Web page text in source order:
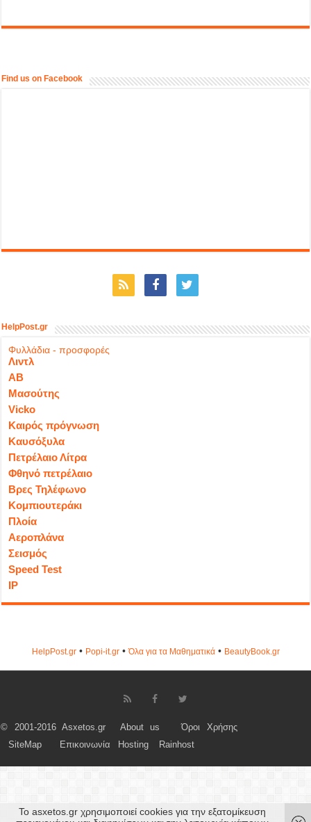
Find us on Facebook
HelpPost.gr
Φυλλάδια - προσφορές
Λιντλ
ΑΒ
Μασούτης
Vicko
Καιρός πρόγνωση
Καυσόξυλα
Πετρέλαιο Λίτρα
Φθηνό πετρέλαιο
Βρες Τηλέφωνο
Κομπιουτεράκι
Πλοία
Αεροπλάνα
Σεισμός
Speed Test
IP
HelpPost.gr• Popi-it.gr•Όλα για τα Μαθηματικά• ΒeautyΒook.gr
© 2001-2016 Asxetos.gr About us
Όροι Χρήσης
SiteMap
Επικοινωνία Hosting Rainhost
Το asxetos.gr χρησιμοποιεί cookies για την εξατομίκευση